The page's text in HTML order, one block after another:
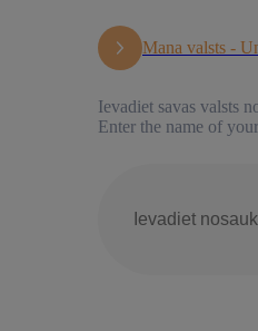
Mana valsts -
Ievadiet savas valsts
Enter the name of